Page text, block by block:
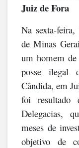
Juiz de Fora
Na sexta-
de Minas
um homem
posse ilegal
Cândida, em
foi resultado
Delegacias,
meses de
objetivo de